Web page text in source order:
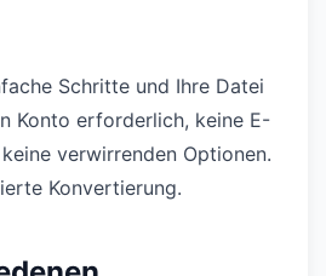
Schritte und Ihre Datei
Konto erforderlich, keine E-
verwirrenden Optionen.
Konvertierung.